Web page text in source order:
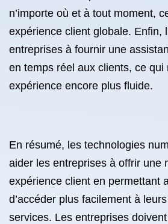
n’importe où et à tout moment,
expérience client globale. Enfin,
entreprises à fournir une
en temps réel aux clients, ce qui
expérience encore plus fluide.
En résumé, les technologies
aider les entreprises à offrir une
expérience client en permettant
d’accéder plus facilement à
services. Les entreprises